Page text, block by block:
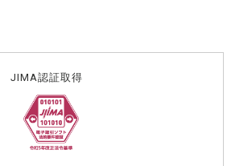
JIMA認証取得